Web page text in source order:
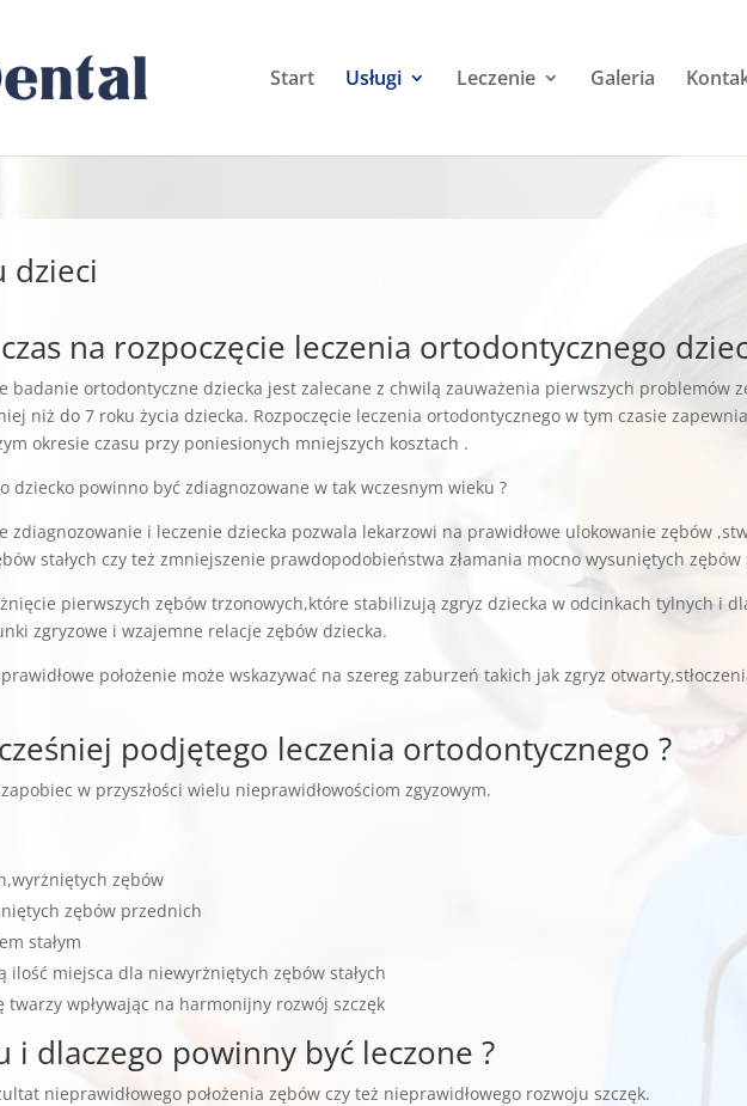
Start Usługi Leczenie Galeria
dzieci
na rozpoczęcie leczenia ortodontycznego
badanie ortodontyczne dziecka jest zalecane z chwilą zauważenia pierwszych problemów
niż do 7 roku życia dziecka. Rozpoczęcie leczenia ortodontycznego w tym czasie
okresie czasu przy poniesionych mniejszych kosztach .
dziecko powinno być zdiagnozowane w tak wczesnym wieku ?
zdiagnozowanie i leczenie dziecka pozwala lekarzowi na prawidłowe ulokowanie zębów
stałych czy też zmniejszenie prawdopodobieństwa złamania mocno wysuniętych
pierwszych zębów trzonowych,które stabilizują zgryz dziecka w odcinkach tylnych i
zgryzowe i wzajemne relacje zębów dziecka.
położenie może wskazywać na szereg zaburzeń takich jak zgryz
podjętego leczenia ortodontycznego ?
w przyszłości wielu nieprawidłowościom zgyzowym.
zębów
zębów przednich
stałym
ilość miejsca dla niewyrżniętych zębów stałych
wpływając na harmonijny rozwój szczęk
i dlaczego powinny być leczone ?
nieprawidłowego położenia zębów czy też nieprawidłowego rozwoju szczęk.